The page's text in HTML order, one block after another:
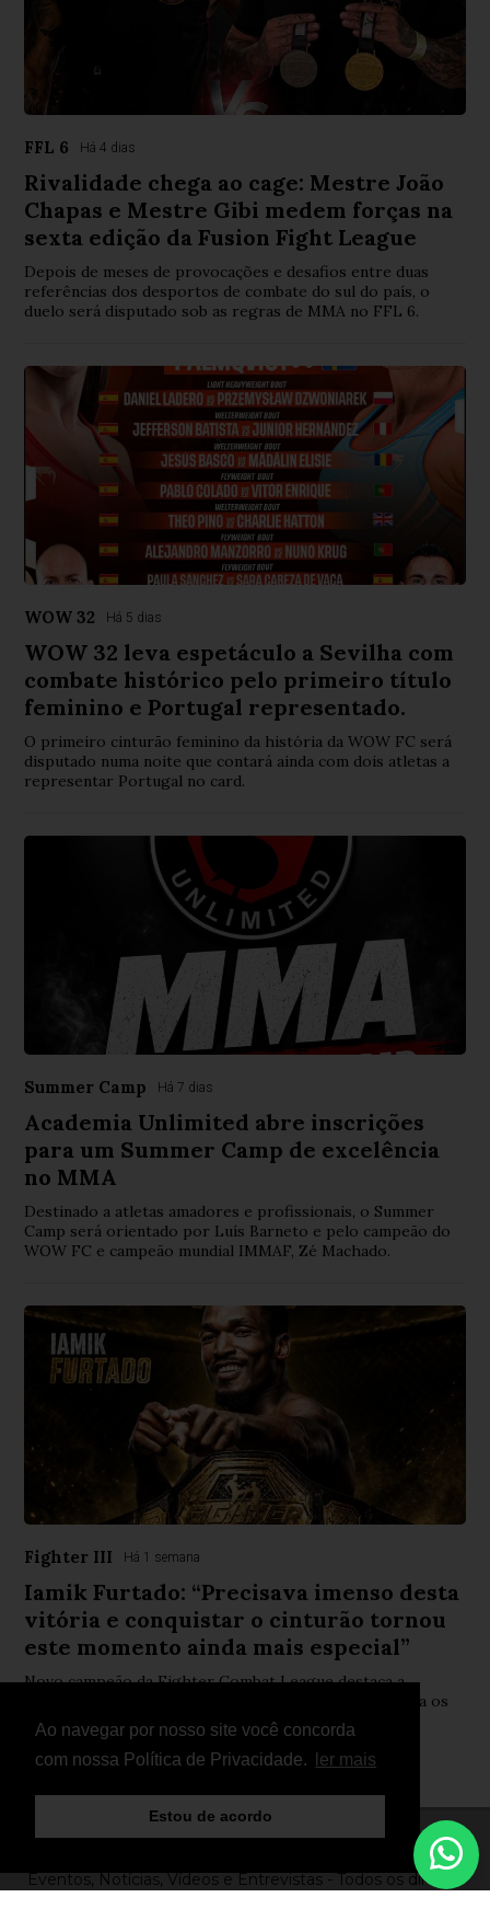
Ao navegar por nosso site você concorda
com nossa Política de Privacidade.
ler mais
Estou de acordo
FFL 6 Há 4 dias
Rivalidade chega ao cage: Mestre João
Chapas e Mestre Gibi medem forças na
sexta edição da Fusion Fight League
Depois de meses de provocações e desafios entre duas
referências dos desportos de combate do sul do país, o
duelo será disputado sob as regras de MMA no FFL 6.
WOW 32 Há 5 dias
WOW 32 leva espetáculo a Sevilha com
combate histórico pelo primeiro título
feminino e Portugal representado.
O primeiro cinturão feminino da história da WOW FC será
disputado numa noite que contará ainda com dois atletas a
representar Portugal no card.
Summer Camp Há 7 dias
Academia Unlimited abre inscrições
para um Summer Camp de excelência
no MMA
Destinado a atletas amadores e profissionais, o Summer
Camp será orientado por Luís Barneto e pelo campeão do
WOW FC e campeão mundial IMMAF, Zé Machado.
Fighter III Há 1 semana
Iamik Furtado: “Precisava imenso desta
vitória e conquistar o cinturão tornou
este momento ainda mais especial”
Novo campeão da Fighter Combat League destaca a
importância da conquista frente a Paulo Durão e revela os
objetivos para o restante da temporada de MMA
© Copyright 2026 - FightNews - Atletas, Equipas,
Eventos, Notícias, Vídeos e Entrevistas - Todos os direitos